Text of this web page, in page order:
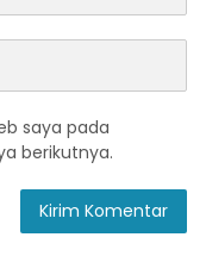
saya pada
berikutnya.